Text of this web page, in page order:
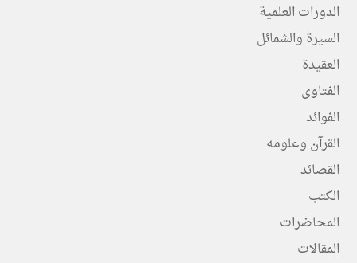
الدورات العلمية
السيرة والشمائل
العقيدة
الفتاوى
الفوائد
القرآن وعلومه
القصائد
الكتب
المحاضرات
المقالات